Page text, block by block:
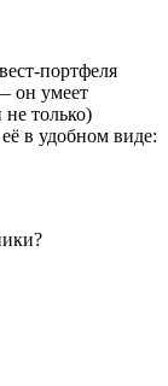
портфеля
он умеет
только)
в удобном виде: